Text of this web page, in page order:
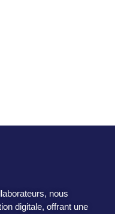
nous
digitale, offrant une